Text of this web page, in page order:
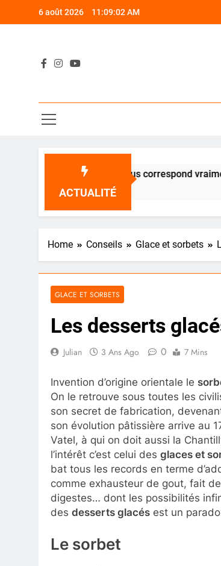
6 août 2026 11:09:03 AM
ACTUALITÉ
: quelle poêle vous correspond vraiment ?
Home Conseils Glace et sorbets
GLACE ET SORBETS
Les desserts
Julian 3 Ans Ago 0 7 Mins
Invention d’origine orientale le
On le retrouve sous toutes les
son secret de fabrication,
son évolution pâtissière arrive au
Vatel, à qui on doit aussi la
l’intérêt c’est celui des glaces et
bat tous les records en terme
comme exhausteur de gout, fait
digestes… dont les possibilités
des desserts glacés est un
Le sorbet